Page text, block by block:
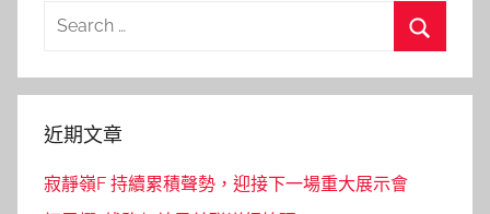
Search
近期文章
寂靜嶺F 持續累積聲勢，迎接下一場重大展示會